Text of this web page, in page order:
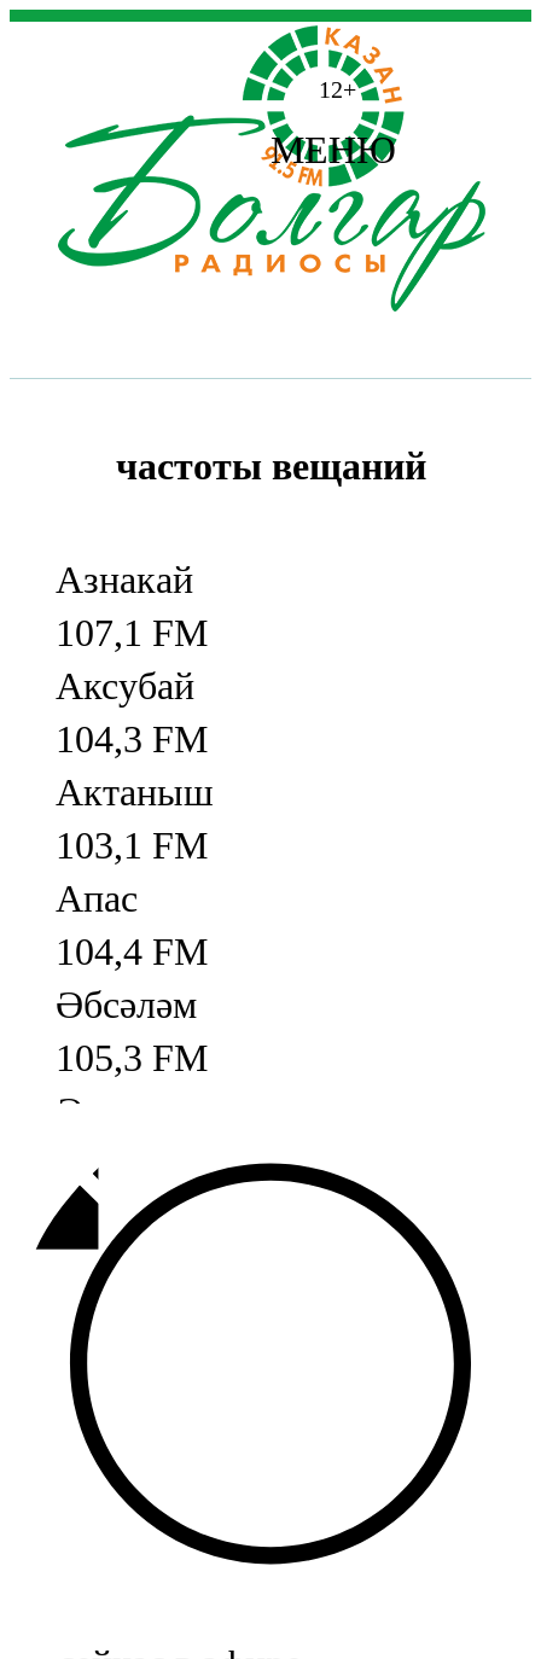
12+
МЕНЮ
частоты вещаний
Азнакай
107,1 FM
Аксубай
104,3 FM
Актаныш
103,1 FM
Апас
104,4 FM
Әбсәләм
105,3 FM
Әлмәт
92,9 FM
Базарлы матак
107,1 FM
Балык бистәсе
104,9 FM
Баулы
107,5 FM
Биләр
Болгар